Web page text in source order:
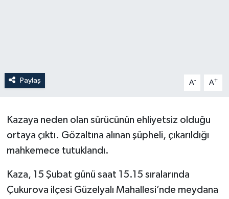
Paylaş A- A+
Kazaya neden olan sürücünün ehliyetsiz olduğu
ortaya çıktı. Gözaltına alınan şüpheli, çıkarıldığı
mahkemece tutuklandı.
Kaza, 15 Şubat günü saat 15.15 sıralarında
Çukurova ilçesi Güzelyalı Mahallesi’nde meydana